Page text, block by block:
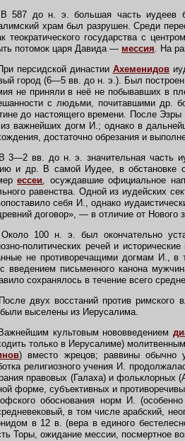
587 до н. э. большая часть иудеев
храм был разрушен. Среди
теократического государства с
потомок царя Давида — мессия. На
персидской династии Ахеменидов
город (6—5 вв. до н. э.). Был
не приняли в неё не побывавших в
с людьми, почитавшими др.
до настоящего времени. После
важнейших догм И.; однако в
достаточно обрезания и
3—2 вв. до н. э. значительная часть
и др. В самой Иудее, в обстановке
ессеи, осуждавшие официальное
равенства. Одной из иудейских
себя И., однако
договор», — в отличие от Нового
100 н. э. был окончательно
политических речей и
не противоречащими догмам И.,
введением письменного канона
сохранялось в течение всего
двух восстаний против римского
выселены из Иерусалима.
культовым нововведением
только в Иерусалиме)
) вместо жрецов; раввины обычно
религиозного учения И.
правовых (Галаха) и фольклорных
форме, субъективных и
обоснования норм И.
в том числе арабский,
в 12 в. (вера в единого
Торы, ожидание мессии, посмертное